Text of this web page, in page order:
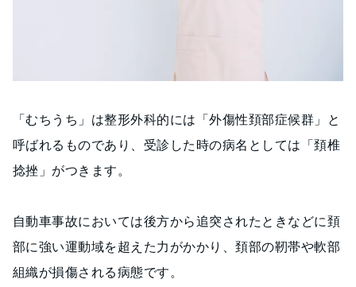
「むちうち」は整形外科的には「外傷性頚部症候群」と
呼ばれるものであり、受診した時の病名としては「頚椎
捻挫」がつきます。
自動車事故においては後方から追突されたときなどに頚
部に強い運動域を超えた力がかかり、頚部の靭帯や軟部
組織が損傷される病態です。